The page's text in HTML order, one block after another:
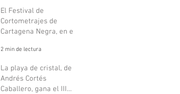
El Festival de
Cortometrajes de
Cartagena Negra, en el
festivales nacionales de
2 min de lectura
La playa de cristal, de
Andrés Cortés
Caballero, gana el III